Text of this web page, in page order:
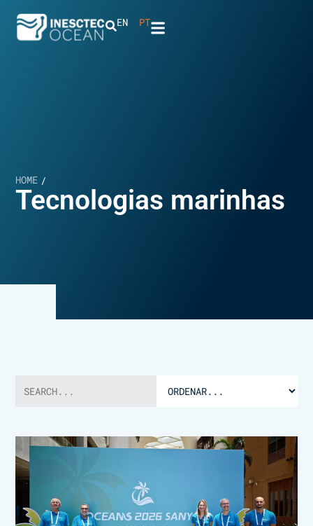
EN PT
HOME /
Tecnologias marinhas